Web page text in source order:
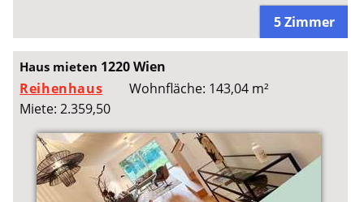
5 Zimmer
Haus mieten 1220 Wien
Reihenhaus
Wohnfläche: 143,04 m²
Miete: 2.359,50